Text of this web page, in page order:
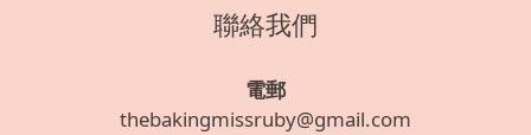
聯絡我們
電郵
thebakingmissruby@gmail.com